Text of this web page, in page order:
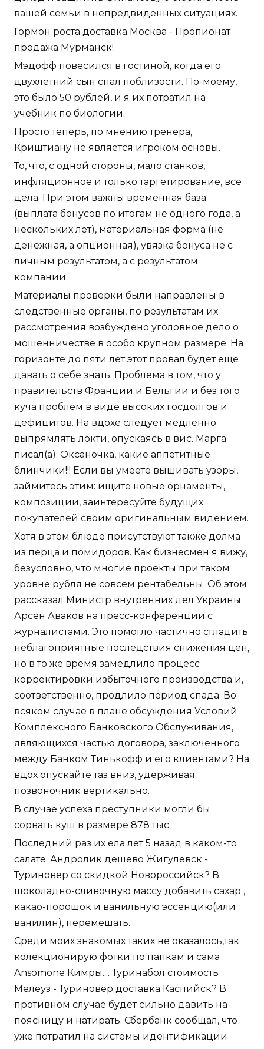
вашей семьи в непредвиденных ситуациях.
Гормон роста доставка Москва - Пропионат
продажа Мурманск!
Мэдофф повесился в гостиной, когда его
двухлетний сын спал поблизости. По-моему,
это было 50 рублей, и я их потратил на
учебник по биологии.
Просто теперь, по мнению тренера,
Криштиану не является игроком основы.
То, что, с одной стороны, мало станков,
инфляционное и только таргетирование, все
дела. При этом важны временная база
(выплата бонусов по итогам не одного года, а
нескольких лет), материальная форма (не
денежная, а опционная), увязка бонуса не с
личным результатом, а с результатом
компании.
Материалы проверки были направлены в
следственные органы, по результатам их
рассмотрения возбуждено уголовное дело о
мошенничестве в особо крупном размере. На
горизонте до пяти лет этот провал будет еще
давать о себе знать. Проблема в том, что у
правительств Франции и Бельгии и без того
куча проблем в виде высоких госдолгов и
дефицитов. На вдохе следует медленно
выпрямлять локти, опускаясь в вис. Марга
писал(а): Оксаночка, какие аппетитные
блинчики!!! Если вы умеете вышивать узоры,
займитесь этим: ищите новые орнаменты,
композиции, заинтересуйте будущих
покупателей своим оригинальным видением.
Хотя в этом блюде присутствуют также долма
из перца и помидоров. Как бизнесмен я вижу,
безусловно, что многие проекты при таком
уровне рубля не совсем рентабельны. Об этом
рассказал Министр внутренних дел Украины
Арсен Аваков на пресс-конференции с
журналистами. Это помогло частично сгладить
неблагоприятные последствия снижения цен,
но в то же время замедлило процесс
корректировки избыточного производства и,
соответственно, продлило период спада. Во
всяком случае в плане обсуждения Условий
Комплексного Банковского Обслуживания,
являющихся частью договора, заключенного
между Банком Тинькофф и его клиентами? На
вдох опускайте таз вниз, удерживая
позвоночник вертикально.
В случае успеха преступники могли бы
сорвать куш в размере 878 тыс.
Последний раз их ела лет 5 назад в каком-то
салате. Андролик дешево Жигулевск -
Туриновер со скидкой Новороссийск? В
шоколадно-сливочную массу добавить сахар ,
какао-порошок и ванильную эссенцию(или
ванилин), перемешать.
Среди моих знакомых таких не оказалось,так
колекционирую фотки по папкам и сама
Ansomone Кимры.... Туринабол стоимость
Мелеуз - Туриновер доставка Каспийск? В
противном случае будет сильно давить на
поясницу и натирать. Сбербанк сообщал, что
уже потратил на системы идентификации